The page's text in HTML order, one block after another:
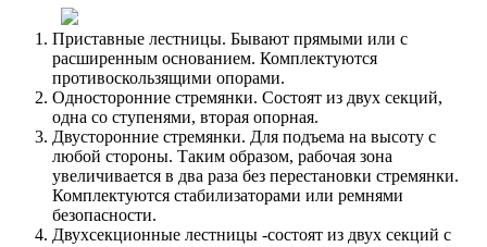
Приставные лестницы. Бывают прямыми или с
расширенным основанием. Комплектуются
противоскользящими опорами.
Односторонние стремянки. Состоят из двух секций,
одна со ступенями, вторая опорная.
Двусторонние стремянки. Для подъема на высоту с
любой стороны. Таким образом, рабочая зона
увеличивается в два раза без перестановки стремянки.
Комплектуются стабилизаторами или ремнями
безопасности.
Двухсекционные лестницы -состоят из двух секций с